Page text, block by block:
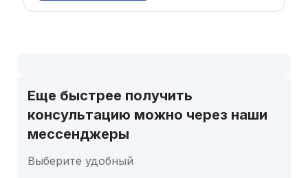
Еще быстрее получить
консультацию можно через наши
мессенджеры
Выберите удобный